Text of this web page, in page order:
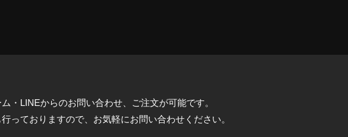
・LINEからのお問い合わせ、ご注文が可能です。
っておりますので、お気軽にお問い合わせください。